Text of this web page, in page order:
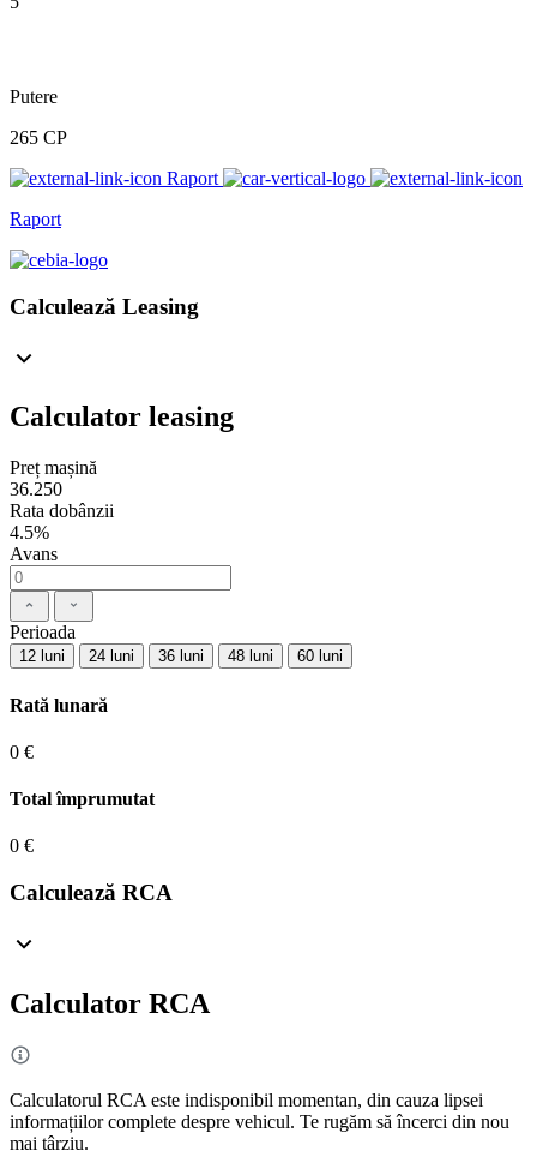
Putere
265 CP
Raport
Raport
Calculează Leasing
Calculator leasing
Preț mașină
36.250
Rata dobânzii
4.5%
Avans
Perioada
12 luni 24 luni 36 luni 48 luni 60 luni
Rată lunară
0 €
Total împrumutat
0 €
Calculează RCA
Calculator RCA
Calculatorul RCA este indisponibil momentan, din cauza lipsei
informațiilor complete despre vehicul. Te rugăm să încerci din nou
mai târziu.